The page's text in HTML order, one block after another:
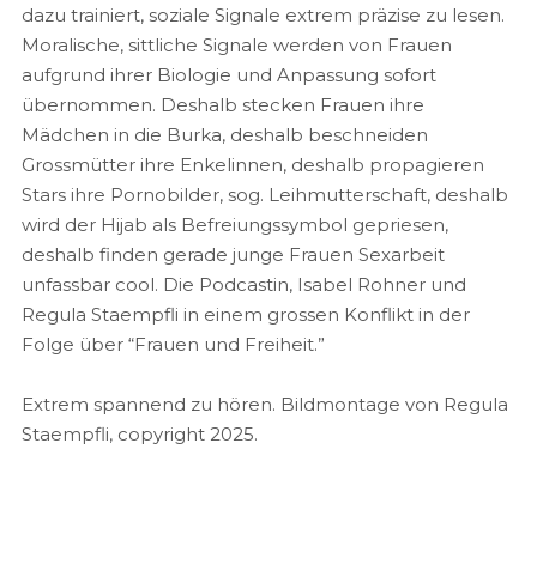
dazu trainiert, soziale Signale extrem präzise zu lesen.
Moralische, sittliche Signale werden von Frauen
aufgrund ihrer Biologie und Anpassung sofort
übernommen. Deshalb stecken Frauen ihre
Mädchen in die Burka, deshalb beschneiden
Grossmütter ihre Enkelinnen, deshalb propagieren
Stars ihre Pornobilder, sog. Leihmutterschaft, deshalb
wird der Hijab als Befreiungssymbol gepriesen,
deshalb finden gerade junge Frauen Sexarbeit
unfassbar cool. Die Podcastin, Isabel Rohner und
Regula Staempfli in einem grossen Konflikt in der
Folge über “Frauen und Freiheit.”
Extrem spannend zu hören. Bildmontage von Regula
Staempfli, copyright 2025.